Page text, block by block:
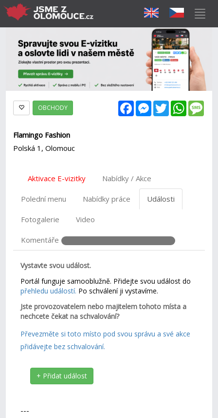
FacebookMessenger
Twitter
OBCHODY
Flamingo Fashion
Polská 1, Olomouc
Aktivace E-vizitky Nabídky / Akce
Polední menu Nabídky práce Události
Fotogalerie Video
Komentáře
Vystavte svou událost.
Portál funguje samooblužně. Přidejte svou událost do
přehledu událostí. Po schválení ji vystavíme.
Jste provozovatelem nebo majitelem tohoto místa a
nechcete čekat na schvalování?
Převezměte si toto místo pod svou správu a své akce
přidávejte bez schvalování.
+ Přidat událost
---